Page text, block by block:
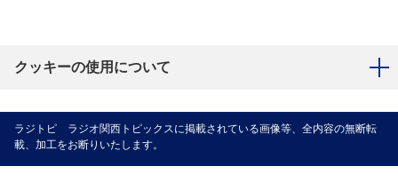
クッキーの使用について
ラジトピ ラジオ関西トピックスに掲載されている画像等、全内容の無断転
載、加工をお断りいたします。